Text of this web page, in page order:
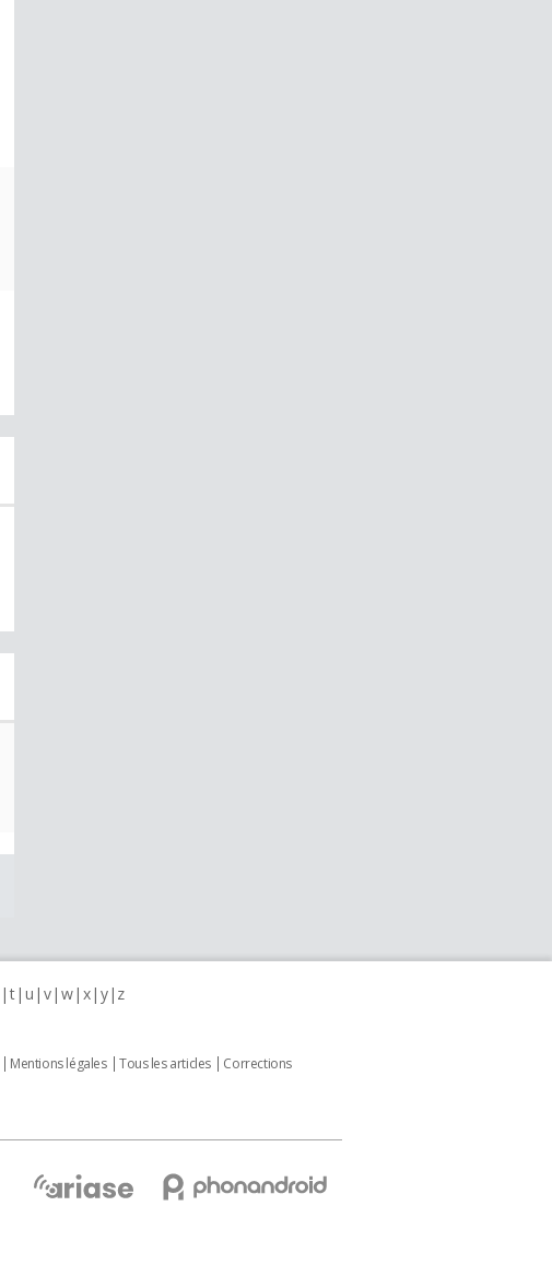
t u v w x y z
Mentions légales Tous les articles
Corrections